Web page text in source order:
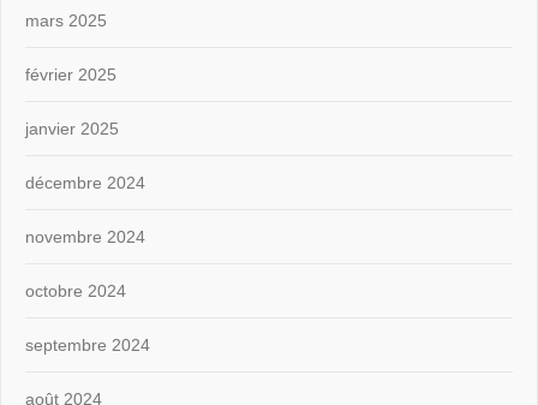
mars 2025
février 2025
janvier 2025
décembre 2024
novembre 2024
octobre 2024
septembre 2024
août 2024